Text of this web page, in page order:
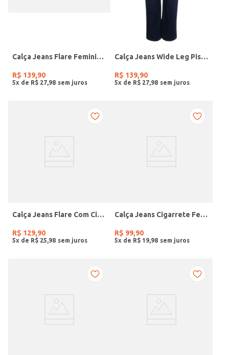
Calça Jeans Flare Feminina JEANS MEDIO
R$ 139,90
5x de R$ 27 98
Calça Jeans Wide Leg Pisom Feminina JEANS ESCURO
R$ 139,90
5x de R$ 27 98
Calça Jeans Flare Com Cinto Feminina AZUL
R$ 129,90
5x de R$ 25 98
Calça Jeans Cigarrete Feminina AZUL
R$ 99,90
5x de R$ 19 98